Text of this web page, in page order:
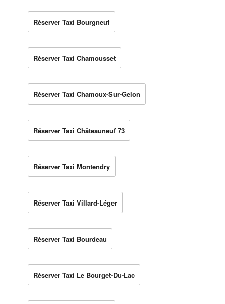
Réserver Taxi Bourgneuf
Réserver Taxi Chamousset
Réserver Taxi Chamoux-Sur-Gelon
Réserver Taxi Châteauneuf 73
Réserver Taxi Montendry
Réserver Taxi Villard-Léger
Réserver Taxi Bourdeau
Réserver Taxi Le Bourget-Du-Lac